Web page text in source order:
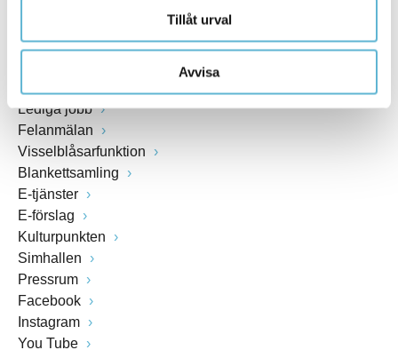
Tillåt urval
Avvisa
Öppettider växel och reception i kommunhuset
Lediga jobb
Felanmälan
Visselblåsarfunktion
Blankettsamling
E-tjänster
E-förslag
Kulturpunkten
Simhallen
Pressrum
Facebook
Instagram
You Tube